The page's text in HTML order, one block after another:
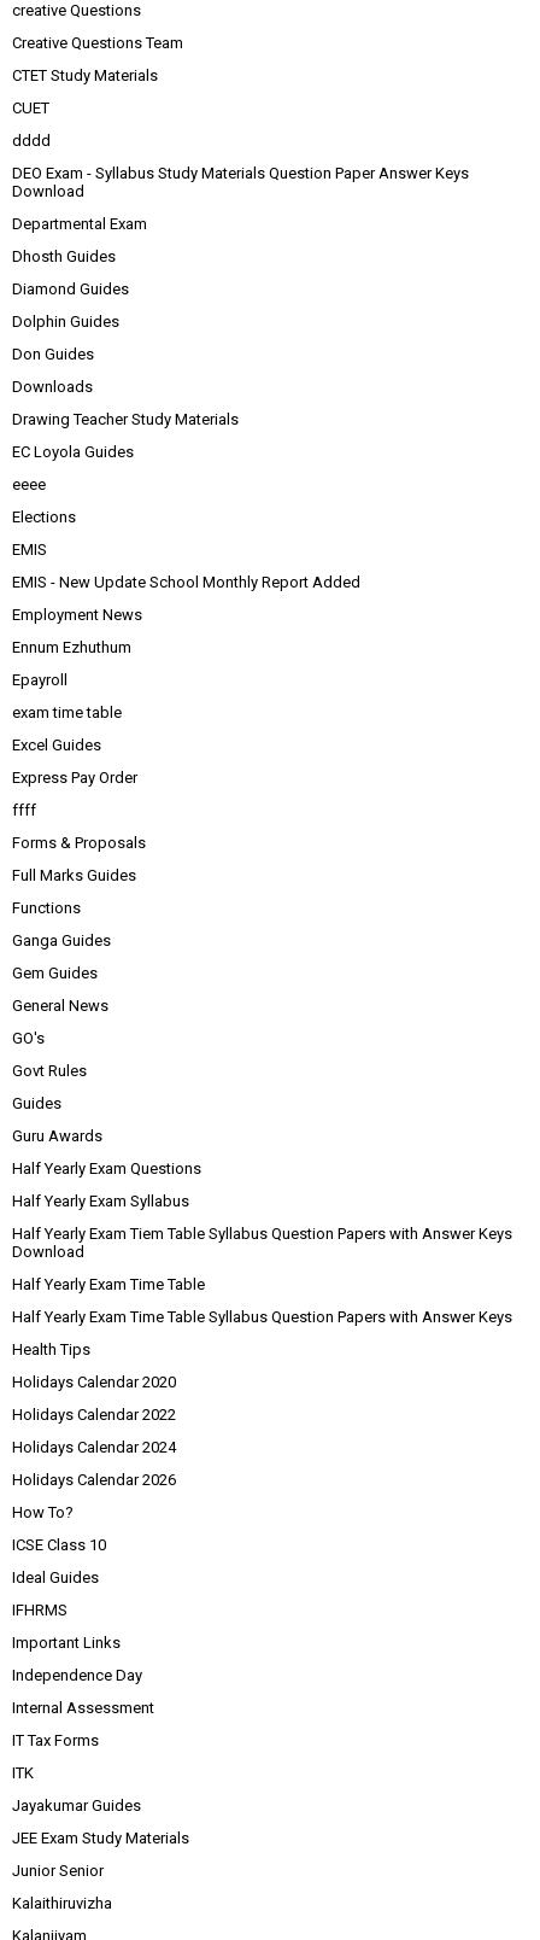
creative Questions
Creative Questions Team
CTET Study Materials
CUET
dddd
DEO Exam - Syllabus Study Materials Question Paper Answer Keys
Download
Departmental Exam
Dhosth Guides
Diamond Guides
Dolphin Guides
Don Guides
Downloads
Drawing Teacher Study Materials
EC Loyola Guides
eeee
Elections
EMIS
EMIS - New Update School Monthly Report Added
Employment News
Ennum Ezhuthum
Epayroll
exam time table
Excel Guides
Express Pay Order
ffff
Forms & Proposals
Full Marks Guides
Functions
Ganga Guides
Gem Guides
General News
GO's
Govt Rules
Guides
Guru Awards
Half Yearly Exam Questions
Half Yearly Exam Syllabus
Half Yearly Exam Tiem Table Syllabus Question Papers with Answer Keys
Download
Half Yearly Exam Time Table
Half Yearly Exam Time Table Syllabus Question Papers with Answer Keys
Health Tips
Holidays Calendar 2020
Holidays Calendar 2022
Holidays Calendar 2024
Holidays Calendar 2026
How To?
ICSE Class 10
Ideal Guides
IFHRMS
Important Links
Independence Day
Internal Assessment
IT Tax Forms
ITK
Jayakumar Guides
JEE Exam Study Materials
Junior Senior
Kalaithiruvizha
Kalanjiyam